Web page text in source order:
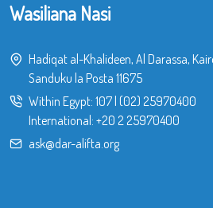
Wasiliana Nasi
Hadiqat al-Khalideen, Al Darassa,
Sanduku la Posta 11675
Within Egypt: 107 (02) 25970400
International: +20 2 25970400
ask@dar-alifta.org